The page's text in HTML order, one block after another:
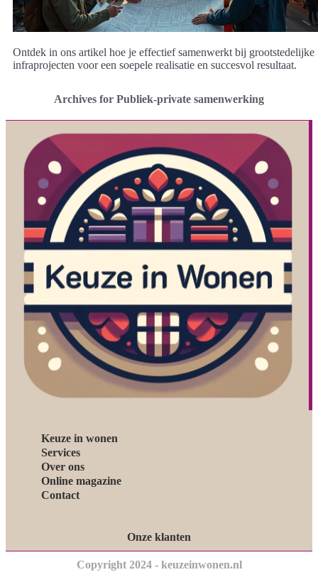
Ontdek in ons artikel hoe je effectief samenwerkt bij grootstedelijke
infraprojecten voor een soepele realisatie en succesvol resultaat.
Archives for Publiek-private samenwerking
Keuze in wonen
Services
Over ons
Online magazine
Contact
Onze klanten
Copyright 2024 - keuzeinwonen.nl